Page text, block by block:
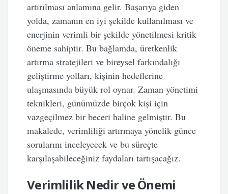
artırılması anlamına gelir. Başarıya giden
yolda, zamanın en iyi şekilde kullanılması ve
enerjinin verimli bir şekilde yönetilmesi kritik
öneme sahiptir. Bu bağlamda, üretkenlik
artırma stratejileri ve bireysel farkındalığı
geliştirme yolları, kişinin hedeflerine
ulaşmasında büyük rol oynar. Zaman yönetimi
teknikleri, günümüzde birçok kişi için
vazgeçilmez bir beceri haline gelmiştir. Bu
makalede, verimliliği artırmaya yönelik günce
sorularını inceleyecek ve bu süreçte
karşılaşabileceğiniz faydaları tartışacağız.
Verimlilik Nedir ve Önemi